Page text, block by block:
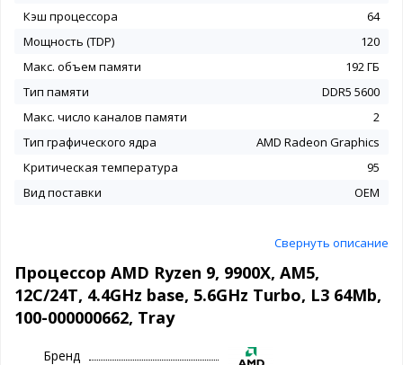
Кэш процессора
64
Мощность (TDP)
120
Макс. объем памяти
192 ГБ
Тип памяти
DDR5 5600
Макс. число каналов памяти
2
Тип графического ядра
AMD Radeon Graphics
Критическая температура
95
Вид поставки
OEM
Свернуть описание
Процессор AMD Ryzen 9, 9900X, AM5,
12C/24T, 4.4GHz base, 5.6GHz Turbo, L3 64Mb,
100-000000662, Tray
Бренд